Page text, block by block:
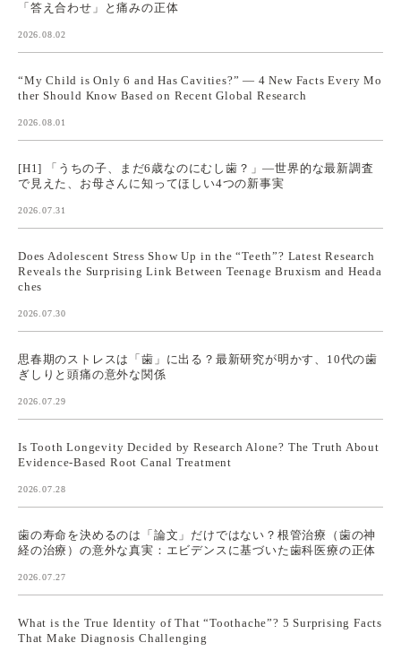
「答え合わせ」と痛みの正体
2026.08.02
“My Child is Only 6 and Has Cavities?” — 4 New Facts Every Mo
ther Should Know Based on Recent Global Research
2026.08.01
[H1] 「うちの子、まだ6歳なのにむし歯？」—世界的な最新調査
で見えた、お母さんに知ってほしい4つの新事実
2026.07.31
Does Adolescent Stress Show Up in the “Teeth”? Latest Research
Reveals the Surprising Link Between Teenage Bruxism and Heada
ches
2026.07.30
思春期のストレスは「歯」に出る？最新研究が明かす、10代の歯
ぎしりと頭痛の意外な関係
2026.07.29
Is Tooth Longevity Decided by Research Alone? The Truth About
Evidence-Based Root Canal Treatment
2026.07.28
歯の寿命を決めるのは「論文」だけではない？根管治療（歯の神
経の治療）の意外な真実：エビデンスに基づいた歯科医療の正体
2026.07.27
What is the True Identity of That “Toothache”? 5 Surprising Facts
That Make Diagnosis Challenging